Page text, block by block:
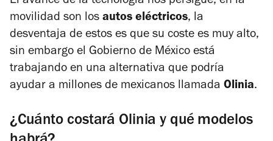
movilidad son los autos eléctricos, la
desventaja de estos es que su coste es muy alto,
sin embargo el Gobierno de México está
trabajando en una alternativa que podría
ayudar a millones de mexicanos llamada Olinia.
¿Cuánto costará Olinia y qué modelos